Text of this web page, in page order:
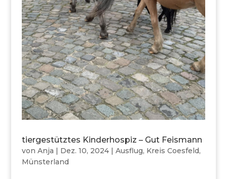
tiergestütztes Kinderhospiz – Gut Feismann
von Anja | Dez. 10, 2024| Ausflug, Kreis Coesfeld,
Münsterland